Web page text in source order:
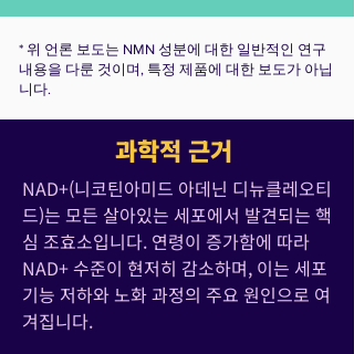
* 위 언론 보도는 NMN 성분에 대한 일반적인 연구
내용을 다룬 것이며, 특정 제품에 대한 보도가 아닙
니다.
과학적 근거
NAD+(니코틴아미드 아데닌 디뉴클레오티
드)는 모든 살아있는 세포에서 발견되는 핵
심 조효소입니다. 연령이 증가함에 따라
NAD+ 수준이 현저히 감소하며, 이는 세포
기능 저하와 노화 과정의 주요 원인으로 여
겨집니다.